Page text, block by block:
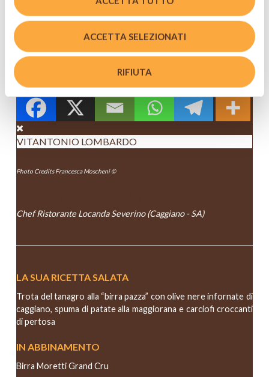
ACCETTA SELEZIONATI
RIFIUTA
IN ABBINAMENTO
Birra Moretti Doppio Malto
VITANTONIO LOMBARDO
Photo Credits Francesca Moscheni ©
Chef Ristorante Locanda Severino (Caggiano - SA)
LA SUA RICETTA SALATA
Trota del tanagro alla “birra pazza” con olive nere infornate di
caggiano, spuma di patate alla maggiorana e carciofi croccanti
di pertosa
IN ABBINAMENTO
Birra Moretti Grand Cru